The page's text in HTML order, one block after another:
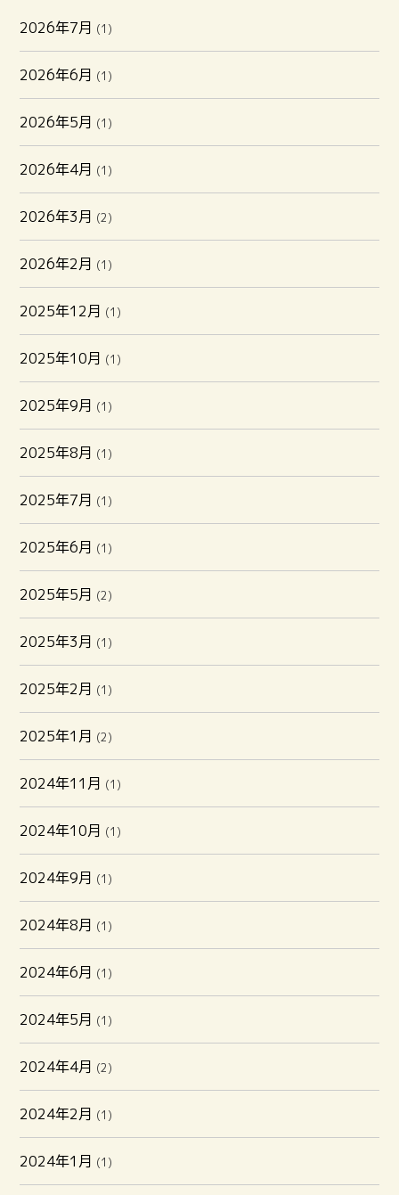
2026年7月 (1)
2026年6月 (1)
2026年5月 (1)
2026年4月 (1)
2026年3月 (2)
2026年2月 (1)
2025年12月 (1)
2025年10月 (1)
2025年9月 (1)
2025年8月 (1)
2025年7月 (1)
2025年6月 (1)
2025年5月 (2)
2025年3月 (1)
2025年2月 (1)
2025年1月 (2)
2024年11月 (1)
2024年10月 (1)
2024年9月 (1)
2024年8月 (1)
2024年6月 (1)
2024年5月 (1)
2024年4月 (2)
2024年2月 (1)
2024年1月 (1)